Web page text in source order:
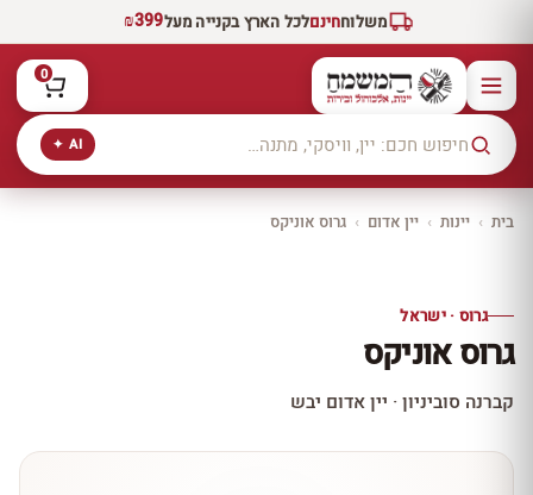
משלוחחינםלכל הארץ בקנייה מעל₪399
AI ✦
0
בית › יינות › יין אדום › גרוס אוניקס
10% הנחה
עכשיו ב-10% הנחה
גרוס · ישראל
גרוס אוניקס
קברנה סוביניון · יין אדום יבש